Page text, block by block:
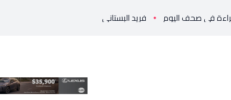
صحف اليوم فريد البستاني يرفض رفضاً قاطعاً إعادة طرح المرسوم 3214: الضرائب الجديدة تعرقل التعافي الاقتصادي وتناقض مبدأ الشراكة